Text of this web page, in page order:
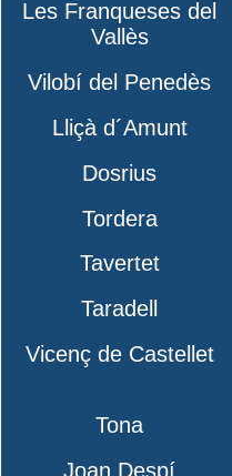
Les Franqueses del
Vallès
Vilobí del Penedès
Lliçà d´Amunt
Dosrius
Tordera
Tavertet
Taradell
Vicenç de Castellet
Tona
Joan Despí